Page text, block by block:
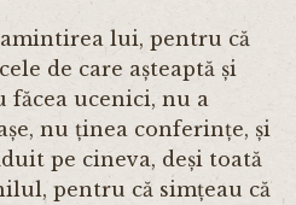
amintirea lui, pentru că
de care așteaptă și
făcea ucenici, nu a
nu ținea conferințe, și
pe cineva, deși toată
pentru că simțeau că